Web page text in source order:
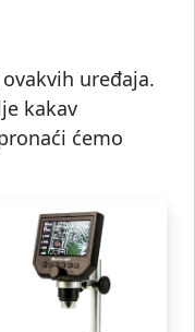
uređaja.
kakav
ćemo